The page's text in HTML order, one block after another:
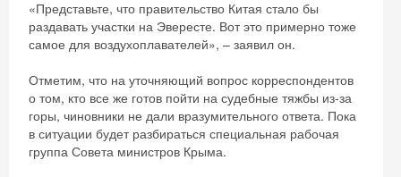
«Представьте, что правительство Китая стало бы
раздавать участки на Эвересте. Вот это примерно тоже
самое для воздухоплавателей», – заявил он.
Отметим, что на уточняющий вопрос корреспондентов
о том, кто все же готов пойти на судебные тяжбы из-за
горы, чиновники не дали вразумительного ответа. Пока
в ситуации будет разбираться специальная рабочая
группа Совета министров Крыма.